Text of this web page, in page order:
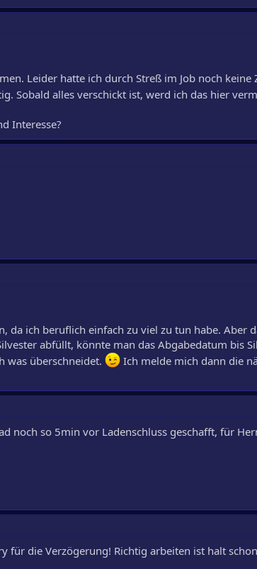
Leider hatte ich durch Streß im Job noch keine
Sobald alles verschickt ist, werd ich das hier
Interesse?
da ich beruflich einfach zu viel zu tun habe. Aber
abfüllt, könnte man das Abgabedatum bis
was überschneidet.
Ich melde mich dann die
noch so 5min vor Ladenschluss geschafft, für
für die Verzögerung! Richtig arbeiten ist halt schon